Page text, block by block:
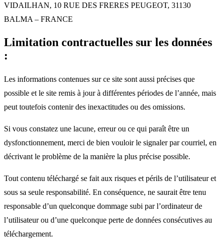
VIDAILHAN, 10 RUE DES FRERES PEUGEOT, 31130
BALMA – FRANCE
Limitation contractuelles sur les données
:
Les informations contenues sur ce site sont aussi précises que
possible et le site remis à jour à différentes périodes de l’année, mais
peut toutefois contenir des inexactitudes ou des omissions.
Si vous constatez une lacune, erreur ou ce qui paraît être un
dysfonctionnement, merci de bien vouloir le signaler par courriel, en
décrivant le problème de la manière la plus précise possible.
Tout contenu téléchargé se fait aux risques et périls de l’utilisateur et
sous sa seule responsabilité. En conséquence, ne saurait être tenu
responsable d’un quelconque dommage subi par l’ordinateur de
l’utilisateur ou d’une quelconque perte de données consécutives au
téléchargement.